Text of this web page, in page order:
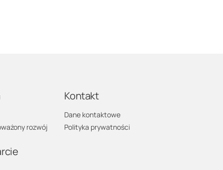
rozwój
Kontakt
Dane kontaktowe
Polityka prywatności